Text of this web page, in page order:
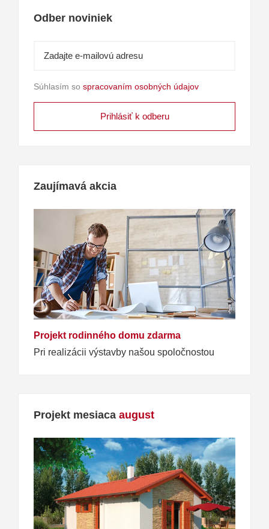
Odber noviniek
Súhlasím so spracovaním osobných údajov
Zaujímavá akcia
Projekt rodinného domu zdarma
Pri realizácii výstavby našou spoločnostou
Projekt mesiaca august